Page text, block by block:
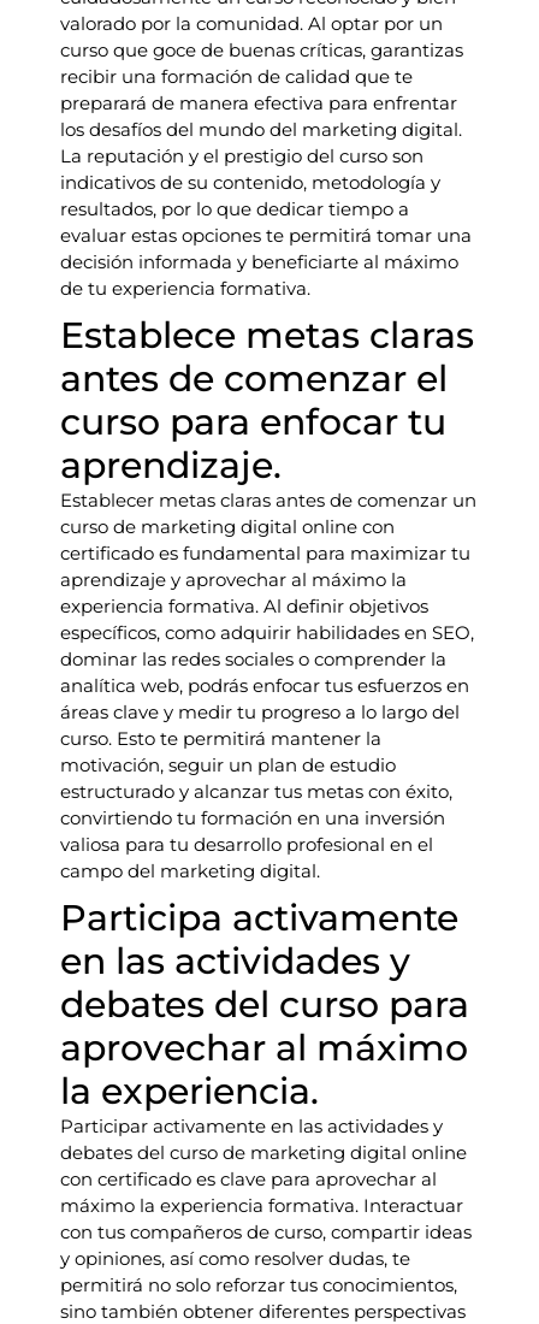
valorado por la comunidad. Al optar por un
curso que goce de buenas críticas, garantizas
recibir una formación de calidad que te
preparará de manera efectiva para enfrentar
los desafíos del mundo del marketing digital.
La reputación y el prestigio del curso son
indicativos de su contenido, metodología y
resultados, por lo que dedicar tiempo a
evaluar estas opciones te permitirá tomar una
decisión informada y beneficiarte al máximo
de tu experiencia formativa.
Establece metas claras
antes de comenzar el
curso para enfocar tu
aprendizaje.
Establecer metas claras antes de comenzar un
curso de marketing digital online con
certificado es fundamental para maximizar tu
aprendizaje y aprovechar al máximo la
experiencia formativa. Al definir objetivos
específicos, como adquirir habilidades en SEO,
dominar las redes sociales o comprender la
analítica web, podrás enfocar tus esfuerzos en
áreas clave y medir tu progreso a lo largo del
curso. Esto te permitirá mantener la
motivación, seguir un plan de estudio
estructurado y alcanzar tus metas con éxito,
convirtiendo tu formación en una inversión
valiosa para tu desarrollo profesional en el
campo del marketing digital.
Participa activamente
en las actividades y
debates del curso para
aprovechar al máximo
la experiencia.
Participar activamente en las actividades y
debates del curso de marketing digital online
con certificado es clave para aprovechar al
máximo la experiencia formativa. Interactuar
con tus compañeros de curso, compartir ideas
y opiniones, así como resolver dudas, te
permitirá no solo reforzar tus conocimientos,
sino también obtener diferentes perspectivas